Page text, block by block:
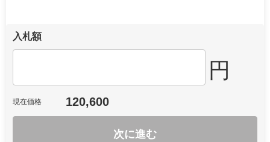
入札額
円
現在価格 120,600
次に進む